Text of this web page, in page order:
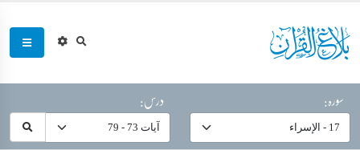
سورہ: درس: